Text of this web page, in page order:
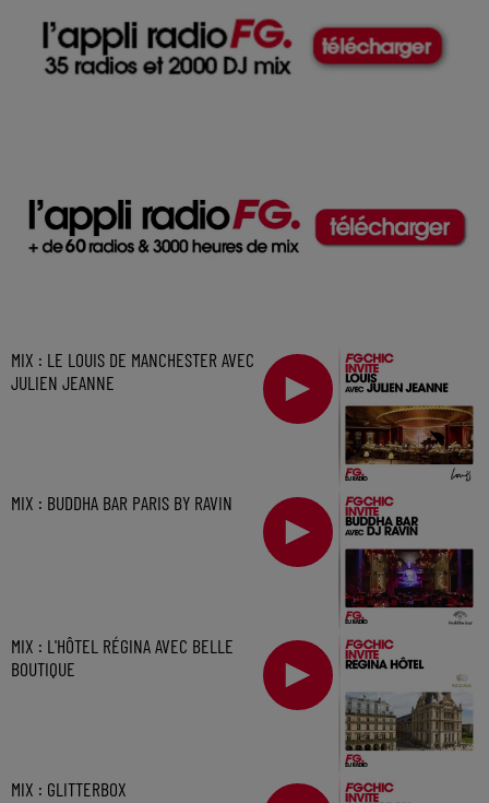
MIX : LE LOUIS DE MANCHESTER AVEC
JULIEN JEANNE
MIX : BUDDHA BAR PARIS BY RAVIN
MIX : L'HÔTEL RÉGINA AVEC BELLE
BOUTIQUE
MIX : GLITTERBOX